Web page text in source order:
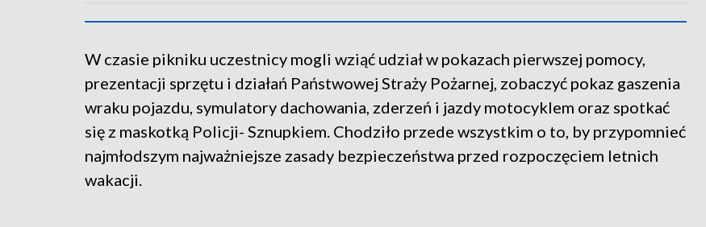
W czasie pikniku uczestnicy mogli wziąć udział w pokazach pierwszej pomocy,
prezentacji sprzętu i działań Państwowej Straży Pożarnej, zobaczyć pokaz gaszenia
wraku pojazdu, symulatory dachowania, zderzeń i jazdy motocyklem oraz spotkać
się z maskotką Policji- Sznupkiem. Chodziło przede wszystkim o to, by przypomnieć
najmłodszym najważniejsze zasady bezpieczeństwa przed rozpoczęciem letnich
wakacji.